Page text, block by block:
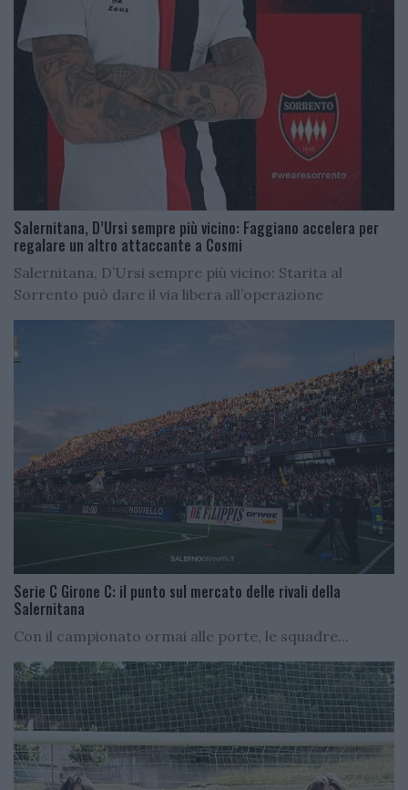
Salernitana, D’Ursi sempre più vicino: Faggiano accelera per
regalare un altro attaccante a Cosmi
Salernitana, D’Ursi sempre più vicino: Starita al
Sorrento può dare il via libera all’operazione
Serie C Girone C: il punto sul mercato delle rivali della
Salernitana
Con il campionato ormai alle porte, le squadre...